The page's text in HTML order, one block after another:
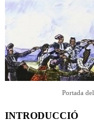
Portada
INTRODUCCIÓ